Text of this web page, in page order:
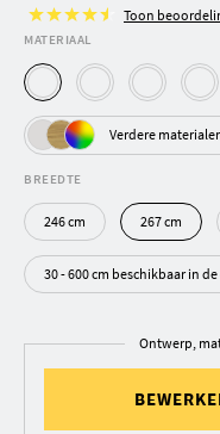
Toon
MATERIAAL
Verdere
BREEDTE
246 cm 267 cm
30 - 600 cm beschikbaar in
Ontwerp,